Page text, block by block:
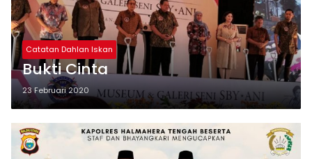
Catatan Dahlan Iskan
Bukti Cinta
23 Februari 2020